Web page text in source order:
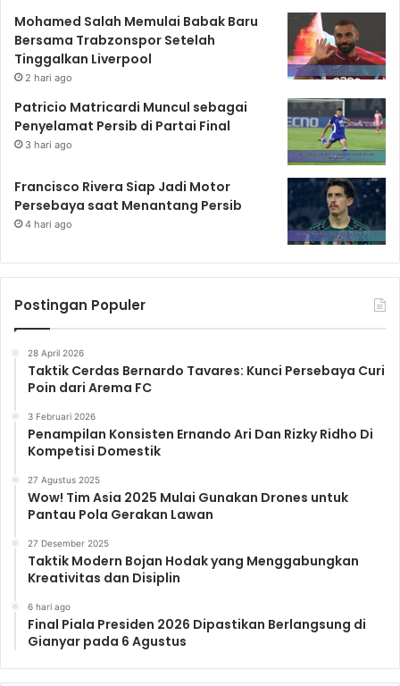
Mohamed Salah Memulai Babak Baru
Bersama Trabzonspor Setelah
Tinggalkan Liverpool
2 hari ago
Patricio Matricardi Muncul sebagai
Penyelamat Persib di Partai Final
3 hari ago
Francisco Rivera Siap Jadi Motor
Persebaya saat Menantang Persib
4 hari ago
Postingan Populer
28 April 2026
Taktik Cerdas Bernardo Tavares: Kunci Persebaya Curi
Poin dari Arema FC
3 Februari 2026
Penampilan Konsisten Ernando Ari Dan Rizky Ridho Di
Kompetisi Domestik
27 Agustus 2025
Wow! Tim Asia 2025 Mulai Gunakan Drones untuk
Pantau Pola Gerakan Lawan
27 Desember 2025
Taktik Modern Bojan Hodak yang Menggabungkan
Kreativitas dan Disiplin
6 hari ago
Final Piala Presiden 2026 Dipastikan Berlangsung di
Gianyar pada 6 Agustus